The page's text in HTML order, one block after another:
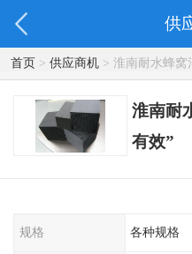
供
首页> 供应商机> 淮南耐水蜂窝
淮南耐
有效”
规格 各种规格